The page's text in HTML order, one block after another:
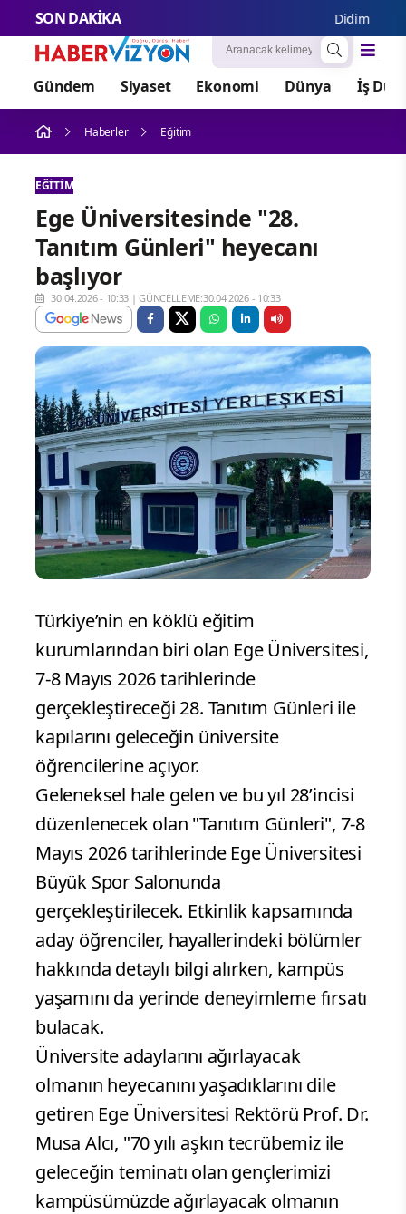
SON DAKİKA Didim
Gündem Siyaset Ekonomi Dünya İş
Haberler Eğitim
EĞITIM
Ege Üniversitesinde "28.
Tanıtım Günleri" heyecanı
başlıyor
30.04.2026 - 10:33 |GÜNCELLEME:30.04.2026 - 10:33
Türkiye’nin en köklü eğitim
kurumlarından biri olan Ege Üniversitesi,
7-8 Mayıs 2026 tarihlerinde
gerçekleştireceği 28. Tanıtım Günleri ile
kapılarını geleceğin üniversite
öğrencilerine açıyor.
Geleneksel hale gelen ve bu yıl 28’incisi
düzenlenecek olan "Tanıtım Günleri", 7-8
Mayıs 2026 tarihlerinde Ege Üniversitesi
Büyük Spor Salonunda
gerçekleştirilecek. Etkinlik kapsamında
aday öğrenciler, hayallerindeki bölümler
hakkında detaylı bilgi alırken, kampüs
yaşamını da yerinde deneyimleme fırsatı
bulacak.
Üniversite adaylarını ağırlayacak
olmanın heyecanını yaşadıklarını dile
getiren Ege Üniversitesi Rektörü Prof. Dr.
Musa Alcı, "70 yılı aşkın tecrübemiz ile
geleceğin teminatı olan gençlerimizi
kampüsümüzde ağırlayacak olmanın